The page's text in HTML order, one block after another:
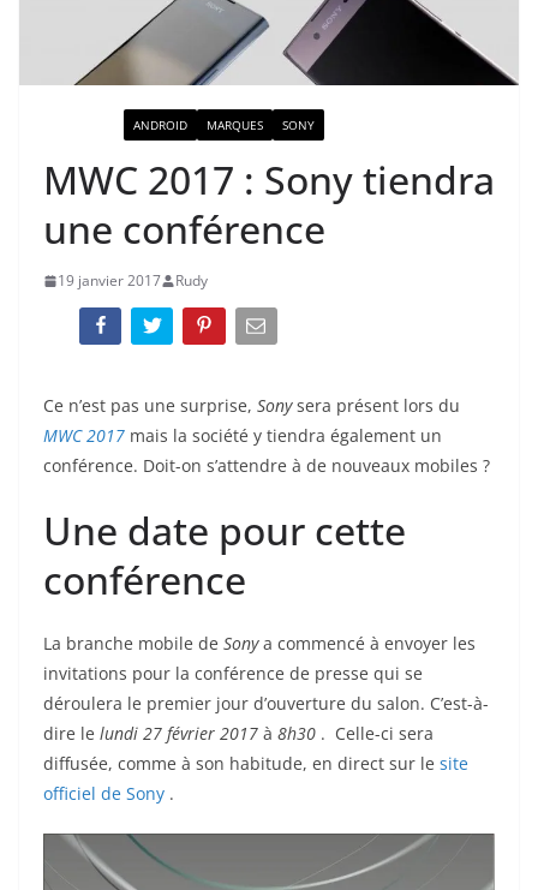
ANDROID MARQUES SONY
MWC 2017 : Sony tiendra
une conférence
19 janvier 2017 Rudy
Ce n’est pas une surprise, Sonysera présent lors du
MWC 2017 mais la société y tiendra également un
conférence. Doit-on s’attendre à de nouveaux mobiles ?
Une date pour cette
conférence
La branche mobile de Sonya commencé à envoyer les
invitations pour la conférence de presse qui se
déroulera le premier jour d’ouverture du salon. C’est-à-
dire le lundi 27 février 2017 à 8h30 . Celle-ci sera
diffusée, comme à son habitude, en direct sur le site
officiel de Sony .